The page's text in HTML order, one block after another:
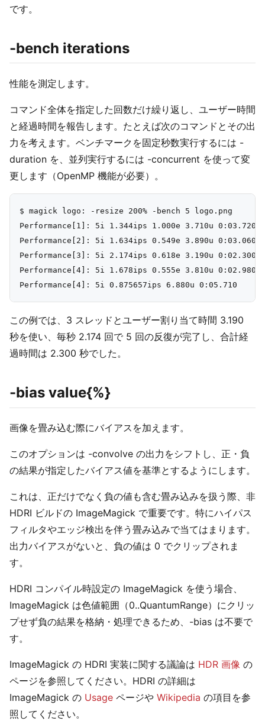
です。
-bench iterations
性能を測定します。
コマンド全体を指定した回数だけ繰り返し、ユーザー時間
と経過時間を報告します。たとえば次のコマンドとその出
力を考えます。ベンチマークを固定秒数実行するには -
duration を、並列実行するには -concurrent を使って変
更します（OpenMP 機能が必要）。
$ magick logo: -resize 200% -bench 5 logo.png
Performance[1]: 5i 1.344ips 1.000e 3.710u 0:03.720
Performance[2]: 5i 1.634ips 0.549e 3.890u 0:03.060
Performance[3]: 5i 2.174ips 0.618e 3.190u 0:02.300
Performance[4]: 5i 1.678ips 0.555e 3.810u 0:02.980
この例では、3 スレッドとユーザー割り当て時間 3.190
秒を使い、毎秒 2.174 回で 5 回の反復が完了し、合計経
過時間は 2.300 秒でした。
-bias value{%}
画像を畳み込む際にバイアスを加えます。
このオプションは -convolve の出力をシフトし、正・負
の結果が指定したバイアス値を基準とするようにします。
これは、正だけでなく負の値も含む畳み込みを扱う際、非
HDRI ビルドの ImageMagick で重要です。特にハイパス
フィルタやエッジ検出を伴う畳み込みで当てはまります。
出力バイアスがないと、負の値は 0 でクリップされま
す。
HDRI コンパイル時設定の ImageMagick を使う場合、
ImageMagick は色値範囲（0..QuantumRange）にクリッ
プせず負の結果を格納・処理できるため、-bias は不要で
す。
ImageMagick の HDRI 実装に関する議論は HDR 画像 の
ページを参照してください。HDRI の詳細は
ImageMagick の Usage ページや Wikipedia の項目を参
照してください。